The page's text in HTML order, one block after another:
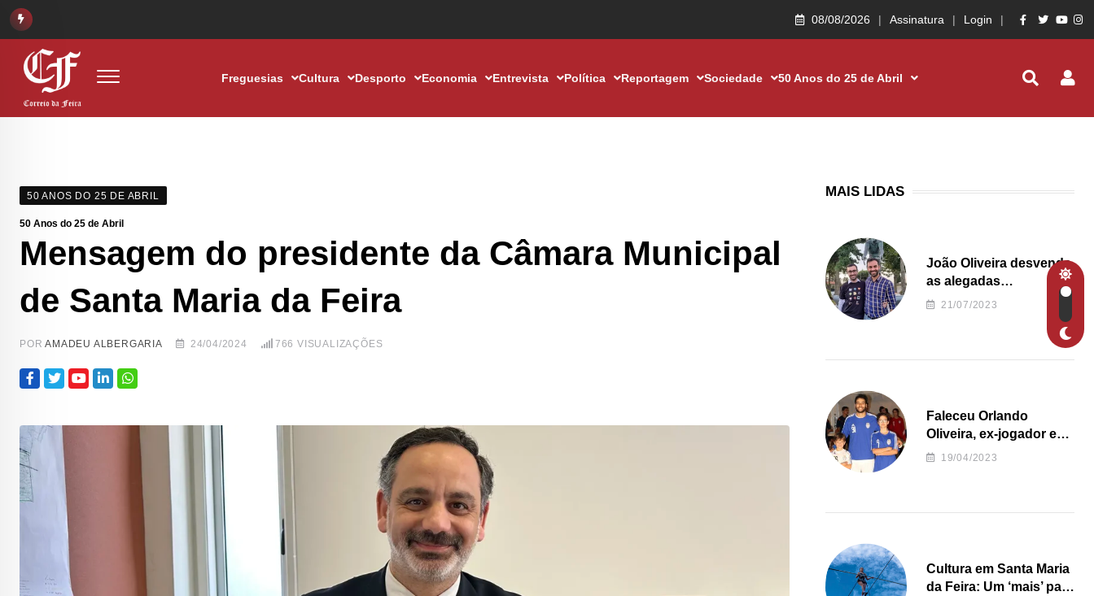
08/08/2026 Assinatura Login
Freguesias Cultura Desporto Economia Entrevista Política Reportagem Sociedade 50 Anos do 25 de Abril
50 ANOS DO 25 DE ABRIL
50 Anos do 25 de Abril
Mensagem do presidente da Câmara Municipal
de Santa Maria da Feira
PORAMADEU ALBERGARIA 24/04/2024 766 VISUALIZAÇÕES
MAIS LIDAS
João Oliveira desvenda
as alegadas
irregularidades da
Junta de Freguesia S.
21/07/2023
Faleceu Orlando
Oliveira, ex-jogador e
treinador da formação
19/04/2023
Cultura em Santa Maria
da Feira: Um ‘mais’ para